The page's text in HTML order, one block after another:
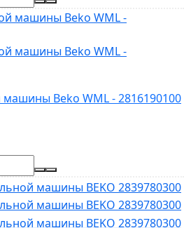
Beko WML - 2816190100